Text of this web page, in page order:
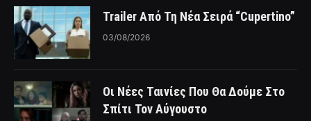
Trailer Από Τη Νέα Σειρά “Cupertino”
03/08/2026
Οι Νέες Ταινίες Που Θα Δούμε Στο
Σπίτι Τον Αύγουστο